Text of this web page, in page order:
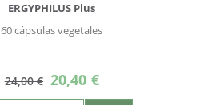
ERGYPHILUS Plus
60 cápsulas vegetales
24,00 € Precio
especial
20,40 €